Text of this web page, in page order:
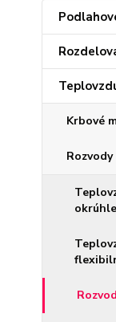
Krbové
Rozvody
okrúhle